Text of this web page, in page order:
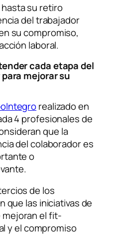
su retiro
del trabajador
su compromiso,
laboral.
cada etapa del
mejorar su
realizado en
4 profesionales de
que la
del colaborador es
o
de los
que las iniciativas de
mejoran el fit-
y el compromiso